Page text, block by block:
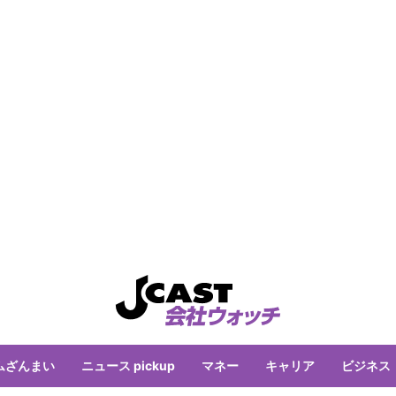
ざんまい ニュース pickup マネー キャリア ビジネス